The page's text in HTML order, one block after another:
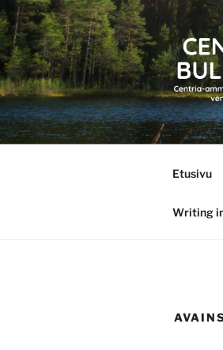
Siirry
sisältöön
Etusivu
Writing